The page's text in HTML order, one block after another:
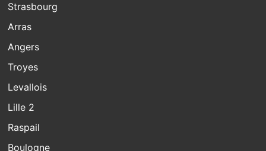
Strasbourg
Arras
Angers
Troyes
Levallois
Lille 2
Raspail
Boulogne